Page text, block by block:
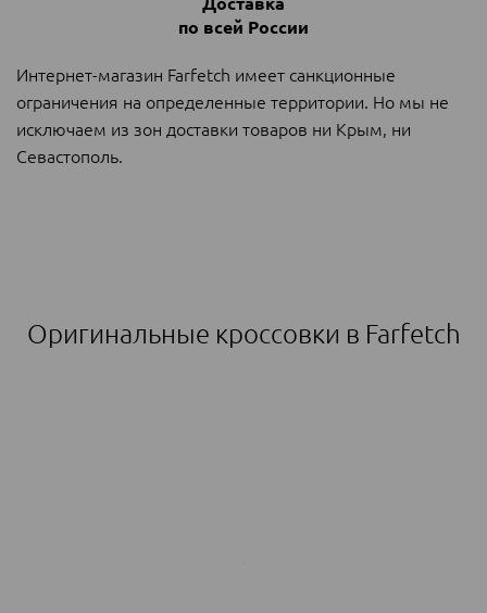
по всей России
Интернет-магазин Farfetch имеет санкционные
ограничения на определенные территории. Но мы не
исключаем из зон доставки товаров ни Крым, ни
Севастополь.
Оригинальные кроссовки в Farfetch